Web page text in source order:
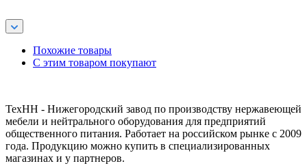
Похожие товары
С этим товаром покупают
ТехНН - Нижегородский завод по производству нержавеющей
мебели и нейтрального оборудования для предприятий
общественного питания. Работает на российском рынке с 2009
года. Продукцию можно купить в специализированных
магазинах и у партнеров.